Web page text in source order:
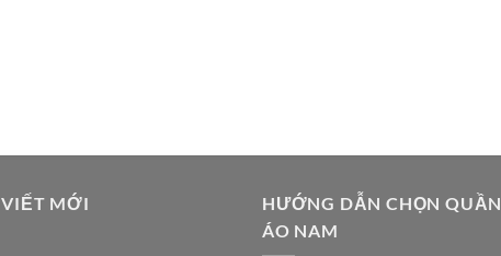
MỚI
HƯỚNG DẪN CHỌN QUẦN
ÁO NAM